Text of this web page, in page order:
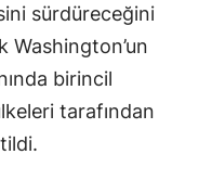
sürdüreceğini
Washington’un
birincil
tarafından